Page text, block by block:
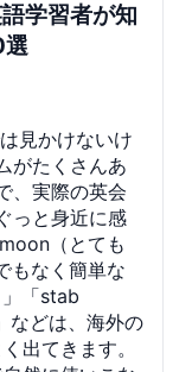
学習者が知
選
見かけないけ
がたくさんあ
、実際の英会
っと身近に感
（とても
もなく簡単な
「stab
などは、海外の
出てきます。